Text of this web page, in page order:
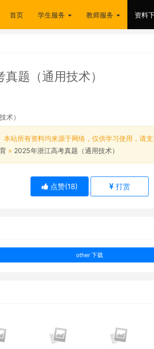
首页 学生服务 教师服务 资料
题（通用技术）
术）
站所有资料均来源于网络，仅供学习使用，请支
» 2025年浙江高考真题（通用技术）
点赞(18) 打赏
other 下载